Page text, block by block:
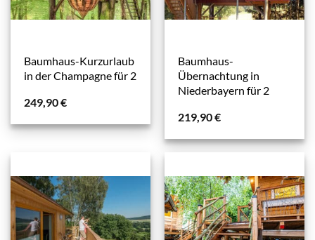
Baumhaus-Kurzurlaub
in der Champagne für 2
249,90€
Baumhaus-
Übernachtung in
Niederbayern für 2
219,90€